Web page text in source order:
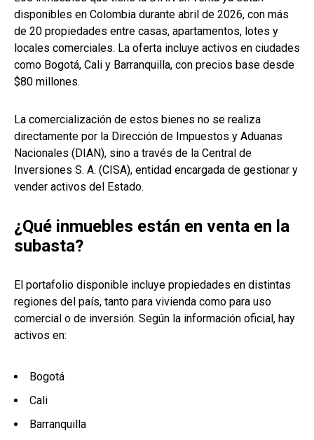
disponibles en Colombia durante abril de 2026, con más
de 20 propiedades entre casas, apartamentos, lotes y
locales comerciales. La oferta incluye activos en ciudades
como Bogotá, Cali y Barranquilla, con precios base desde
$80 millones.
La comercialización de estos bienes no se realiza
directamente por la Dirección de Impuestos y Aduanas
Nacionales (DIAN), sino a través de la Central de
Inversiones S. A. (CISA), entidad encargada de gestionar y
vender activos del Estado.
¿Qué inmuebles están en venta en la
subasta?
El portafolio disponible incluye propiedades en distintas
regiones del país, tanto para vivienda como para uso
comercial o de inversión. Según la información oficial, hay
activos en:
Bogotá
Cali
Barranquilla